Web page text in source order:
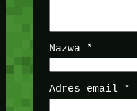
Nazwa *
Adres email *